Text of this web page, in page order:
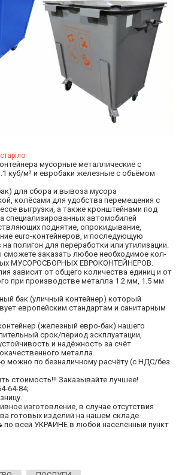
мусорные металлические с
куб/м³ и евробаки железные с объёмом
для сбора и вывоза мусора
колёсами для удобства перемещения с
выгрузки, а также кронштейнами под
специализированных автомобилей
поднятие, опрокидывание,
euro-контейнеров, и последующую
полигон для переработки или утилизации.
заказать любое необходимое кол-
МУСОРОСБОРНЫХ ЕВРОКОНТЕЙНЕРОВ.
зависит от общего количества единиц и от
при производстве металла 1.2 мм, 1.5 мм
бак (уличный контейнер) который
европейским стандартам и санитарным
(железный евро-бак) нашего
срок/период эскплуатации,
и надёжность за счёт
металла.
можно по безналичному расчёту (с НДС/без
стоимость!!! Заказывайте лучшее!
64-84;
изготовление, в случае отсутствия
готовых изделий на нашем складе.
всей УКРАИНЕ в любой населённый пункт